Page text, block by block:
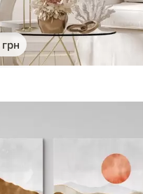
грн